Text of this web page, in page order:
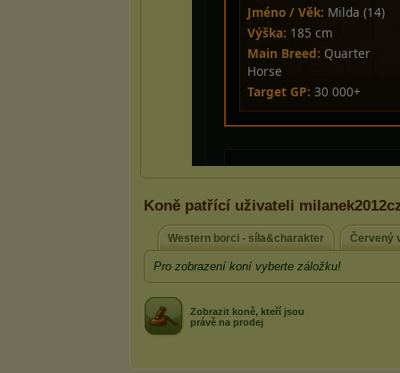
Koně patřící uživateli
Western borci - síla&charakter Červený
Pro zobrazení koní vyberte záložku!
Zobrazit koně, kteří jsou
právě na prodej